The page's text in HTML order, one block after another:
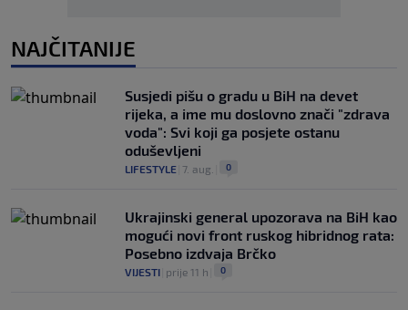
NAJČITANIJE
Susjedi pišu o gradu u BiH na devet
rijeka, a ime mu doslovno znači "zdrava
voda": Svi koji ga posjete ostanu
oduševljeni
LIFESTYLE 7. aug. 0
Ukrajinski general upozorava na BiH kao
mogući novi front ruskog hibridnog rata:
Posebno izdvaja Brčko
VIJESTI prije 11 h 0